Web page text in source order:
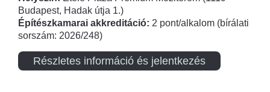
Budapest, Hadak útja 1.)
Építészkamarai akkreditáció: 2 pont/alkalom (bírálati
sorszám: 2026/248)
Részletes információ és jelentkezés